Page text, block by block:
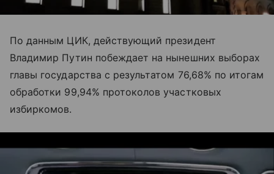
По данным ЦИК, действующий президент
Владимир Путин побеждает на нынешних выборах
главы государства с результатом 76,68% по итогам
обработки 99,94% протоколов участковых
избиркомов.